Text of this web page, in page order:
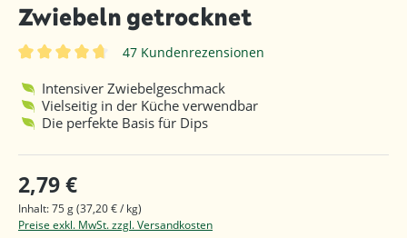
Zwiebeln getrocknet
47 Kundenrezensionen
Intensiver Zwiebelgeschmack
Vielseitig in der Küche verwendbar
Die perfekte Basis für Dips
2,79 €
Inhalt:75 g(37,20 € / kg)
Preise exkl. MwSt. zzgl. Versandkosten